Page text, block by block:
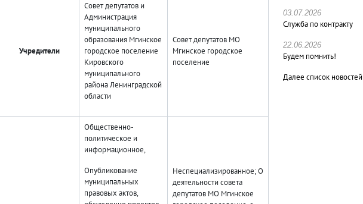
Учредители
Совет депутатов и
Администрация
муниципального
образования Мгинское
городское поселение
Кировского
муниципального
района Ленинградской
области
Совет депутатов МО
Мгинское городское
поселение
Общественно-
политическое и
информационное,
Опубликование
муниципальных
правовых актов,
Неспециализированное; О
деятельности совета
депутатов МО Мгинское
03.07.2026
Служба по контракту
22.06.2026
Будем помнить!
Далее список новостей